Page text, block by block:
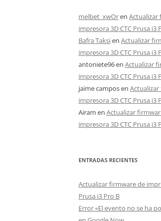
melbet_xwOren Actualizar
impresora 3D CTC Prusa i3
Bafra Taksien Actualizar
impresora 3D CTC Prusa i3
antoniete96en Actualizar
impresora 3D CTC Prusa i3
jaime camposen
impresora 3D CTC Prusa i3
Airam en Actualizar
impresora 3D CTC Prusa i3
ENTRADAS RECIENTES
Actualizar firmware de
Prusa i3 Pro B
Error «El evento no se ha